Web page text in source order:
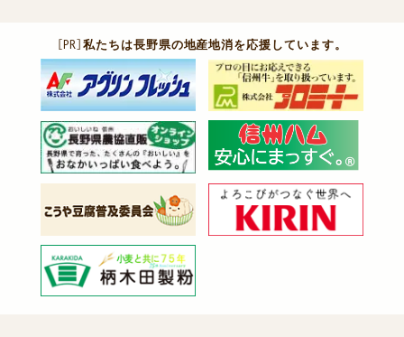
［PR］私たちは長野県の地産地消を応援しています。